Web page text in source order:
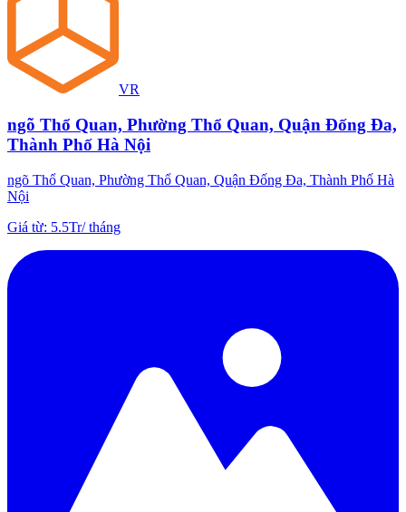
VR
ngõ Thổ Quan, Phường Thổ Quan, Quận Đống Đa,
Thành Phố Hà Nội
ngõ Thổ Quan, Phường Thổ Quan, Quận Đống Đa, Thành Phố Hà
Nội
Giá từ: 5.5Tr/tháng